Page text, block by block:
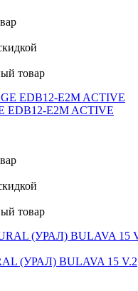
товар
EDB12-E2M ACTIVE
товар
(УРАЛ) BULAVA 15 V.2